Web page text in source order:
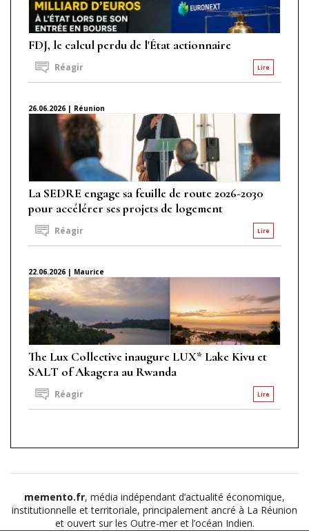
FDJ, le calcul perdu de l'État actionnaire
Lire
Réagir
26.06.2026 | Réunion
La SEDRE engage sa feuille de route 2026-2030
pour accélérer ses projets de logement
Lire
Réagir
22.06.2026 | Maurice
The Lux Collective inaugure LUX* Lake Kivu et
SALT of Akagera au Rwanda
Lire
Réagir
memento.fr, média indépendant d’actualité économique,
institutionnelle et territoriale, principalement ancré à La Réunion
et ouvert sur les Outre-mer et l’océan Indien.